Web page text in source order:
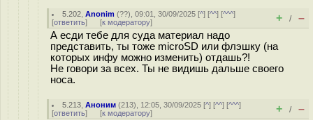
5.202 ,Anonim (??), 09:01, 30/09/2025 [^] [^^] [^^^]
[ответить] [к модератору] + / –
А есди тебе для суда материал надо
представить, ты тоже microSD или флэшку (на
которых инфу можно изменить) отдашь?!
Не говори за всех. Ты не видишь дальше своего
носа.
5.213 ,Аноним (213), 12:05, 30/09/2025 [^] [^^] [^^^]
[ответить] [к модератору] + / –